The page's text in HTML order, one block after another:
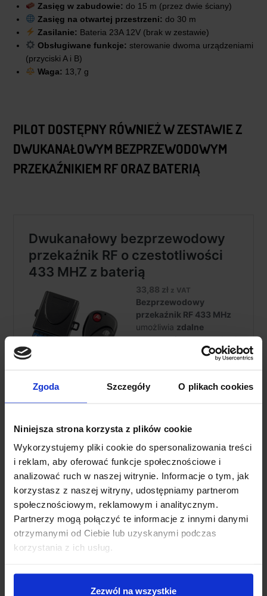
Zgoda Szczegóły O plikach cookies
Niniejsza strona korzysta z plików cookie
Wykorzystujemy pliki cookie do spersonalizowania treści
i reklam, aby oferować funkcje społecznościowe i
analizować ruch w naszej witrynie. Informacje o tym, jak
korzystasz z naszej witryny, udostępniamy partnerom
społecznościowym, reklamowym i analitycznym.
Partnerzy mogą połączyć te informacje z innymi danymi
otrzymanymi od Ciebie lub uzyskanymi podczas
korzystania z ich usług.
Zezwól na wszystkie
Zasięg w zabudowie: do 15 m (przez dwie ściany)
Zasięg na otwartej przestrzeni: do 30 m
Zasilanie: Bateria 23A 12V (brak w zestawie)
Obsługiwane funkcje: sterowanie dwoma urządzeniami
(przyciski A i B)
Waga: 13,7 g
PILOT DOSTĘPNY RÓWNIEŻ W ZESTAWIE Z
DWUKANAŁOWYM BEZPRZEWODOWYM
PRZEKAŹNIKIEM RF ORAZ BATERIĄ
JEDNOKANAŁOWY BEZPRZEWODOWY
PRZEKAŹNIK RF O CZĘSTOTLIWOŚCI 433
MHZ